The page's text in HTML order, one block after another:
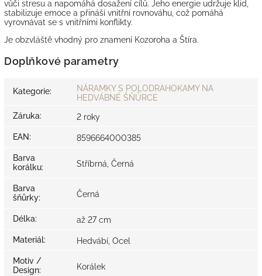
vůči stresu a napomáhá dosažení cílů. Jeho energie udržuje klid,
stabilizuje emoce a přináší vnitřní rovnováhu, což pomáhá
vyrovnávat se s vnitřními konflikty.
Je obzvláště vhodný pro znamení Kozoroha a Štíra.
Doplňkové parametry
Kategorie:
NÁRAMKY S POLODRAHOKAMY NA
HEDVÁBNÉ ŠŇŮRCE
Záruka: 2 roky
EAN: 8596664000385
Barva
korálku: Stříbrná, Černá
Barva
šňůrky: Černá
Délka: až 27 cm
Materiál: Hedvábí, Ocel
Motiv /
Design: Korálek